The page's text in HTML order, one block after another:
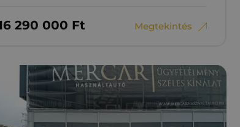
16‏‏‎ ‎290‏‏‎ ‎000 Ft Megtekintés